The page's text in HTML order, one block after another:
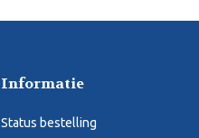
Informatie
Status bestelling